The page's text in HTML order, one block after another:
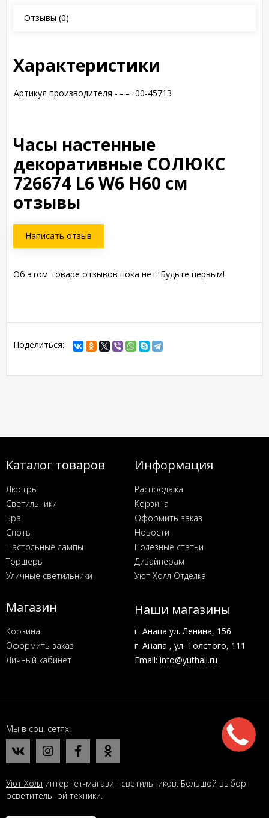
Отзывы (0)
Характеристики
Артикул производителя 00-45713
Часы настенные
декоративные СОЛЮКС
726674 L6 W6 H60 см
отзывы
Написать отзыв
Об этом товаре отзывов пока нет. Будьте первым!
Поделиться:
Каталог товаров
Люстры
Светильники
Бра
Споты
Настольные лампы
Торшеры
Уличные светильники
Информация
Распродажа
Корзина
Оформить заказ
Новости
Полезные статьи
Дизайнерам
Уют Холл Отделка
Магазин
Корзина
Оформить заказ
Личный кабинет
Наши магазины
г. Анапа ул. Ленина, 156
г. Анапа , ул. Толстого, 111
Email: info@yuthall.ru
Мы в соц. сетях
Уют Холл интернет-магазин светильников. Большой выбор
осветительной техники.